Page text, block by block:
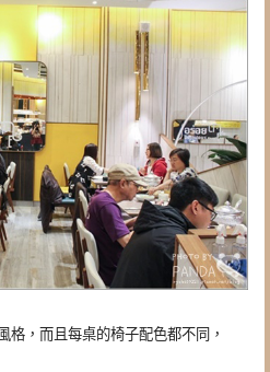
格，而且每桌的椅子配色都不同，